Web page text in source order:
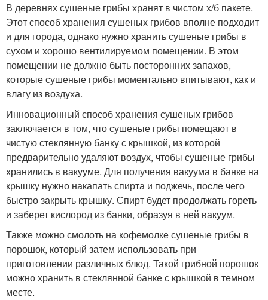
В деревнях сушеные грибы хранят в чистом х/б пакете.
Этот способ хранения сушеных грибов вполне подходит
и для города, однако нужно хранить сушеные грибы в
сухом и хорошо вентилируемом помещении. В этом
помещении не должно быть посторонних запахов,
которые сушеные грибы моментально впитывают, как и
влагу из воздуха.
Инновационный способ хранения сушеных грибов
заключается в том, что сушеные грибы помещают в
чистую стеклянную банку с крышкой, из которой
предварительно удаляют воздух, чтобы сушеные грибы
хранились в вакууме. Для получения вакуума в банке на
крышку нужно накапать спирта и поджечь, поcле чего
быстро закрыть крышку. Спирт будет продолжать гореть
и заберет кислород из банки, образуя в ней вакуум.
Также можно смолоть на кофемолке сушеные грибы в
порошок, который затем использовать при
приготовлении различных блюд. Такой грибной порошок
можно хранить в стеклянной банке с крышкой в темном
месте.